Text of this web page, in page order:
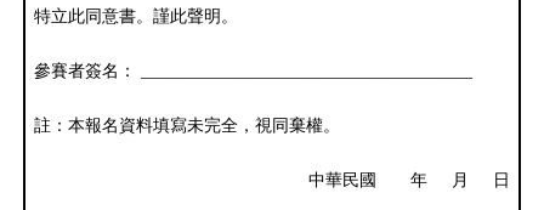
特立此同意書。謹此聲明。
參賽者簽名：
註：本報名資料填寫未完全，視同棄權。
中華民國 年 月 日